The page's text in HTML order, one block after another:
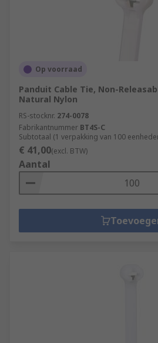
Op voorraad
Panduit Cable Tie, Non-
Natural Nylon
RS-stocknr. 274-0078
Fabrikantnummer BT4S-C
Subtotaal (1 verpakking van 100
€ 41,00(excl. BTW)
Aantal